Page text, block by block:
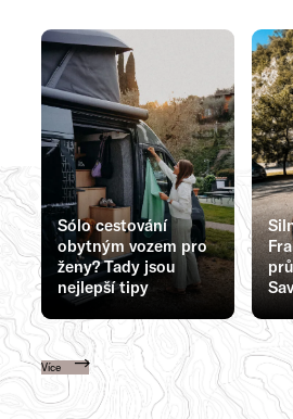
Sólo cestování
obytným vozem pro
ženy? Tady jsou
nejlepší tipy
Více